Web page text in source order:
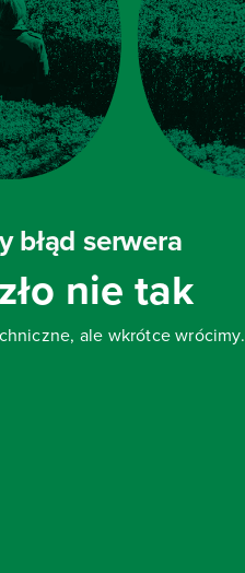
błąd serwera
nie tak
ale wkrótce wrócimy.